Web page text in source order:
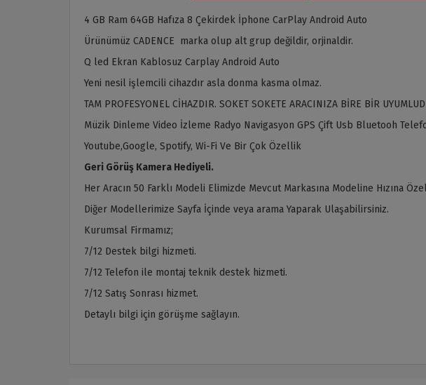
4 GB Ram 64GB Hafıza 8 Çekirdek İphone CarPlay Android Auto
Ürünümüz CADENCE marka olup alt grup değildir, orjinaldir.
Q led Ekran Kablosuz Carplay Android Auto
Yeni nesil işlemcili cihazdır asla donma kasma olmaz.
TAM PROFESYONEL CİHAZDIR. SOKET SOKETE ARACINIZA BİRE BİR
Müzik Dinleme Video İzleme Radyo Navigasyon GPS Çift Usb Bluetooh
Youtube,Google, Spotify, Wi-Fi Ve Bir Çok Özellik
Geri Görüş Kamera Hediyeli.
Her Aracın 50 Farklı Modeli Elimizde Mevcut Markasına Modeline Hızına
Diğer Modellerimize Sayfa İçinde veya arama Yaparak Ulaşabilirsiniz.
Kurumsal Firmamız;
7/12 Destek bilgi hizmeti.
7/12 Telefon ile montaj teknik destek hizmeti.
7/12 Satış Sonrası hizmet.
Detaylı bilgi için görüşme sağlayın.